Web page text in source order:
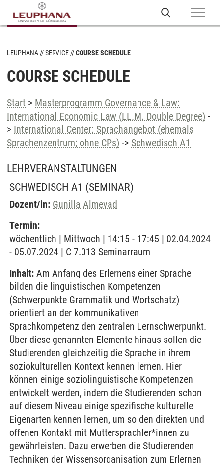
LEUPHANA SERVICE COURSE SCHEDULE
COURSE SCHEDULE
Start > Masterprogramm Governance & Law:
International Economic Law (LL.M. Double Degree) -
> International Center: Sprachangebot (ehemals
Sprachenzentrum; ohne CPs) -> Schwedisch A1
LEHRVERANSTALTUNGEN
SCHWEDISCH A1 (SEMINAR)
Dozent/in: Gunilla Almevad
Termin:
wöchentlich | Mittwoch | 14:15 - 17:45 | 02.04.2024
- 05.07.2024 | C 7.013 Seminarraum
Inhalt: Am Anfang des Erlernens einer Sprache
bilden die linguistischen Kompetenzen
(Schwerpunkte Grammatik und Wortschatz)
orientiert an der kommunikativen
Sprachkompetenz den zentralen Lernschwerpunkt.
Über diese genannten Elemente hinaus sollen die
Studierenden gleichzeitig die Sprache in ihrem
soziokulturellen Kontext kennen lernen. Hier
können einige soziolinguistische Kompetenzen
entwickelt werden, indem die Studierenden schon
auf diesem Niveau einige spezifische kulturelle
Eigenarten kennen lernen, um so den direkten und
offenen Kontakt mit Muttersprachler*innen zu
gewährleisten. Dazu erwerben die Studierenden
Techniken der Wissensorganisation zum Erlernen